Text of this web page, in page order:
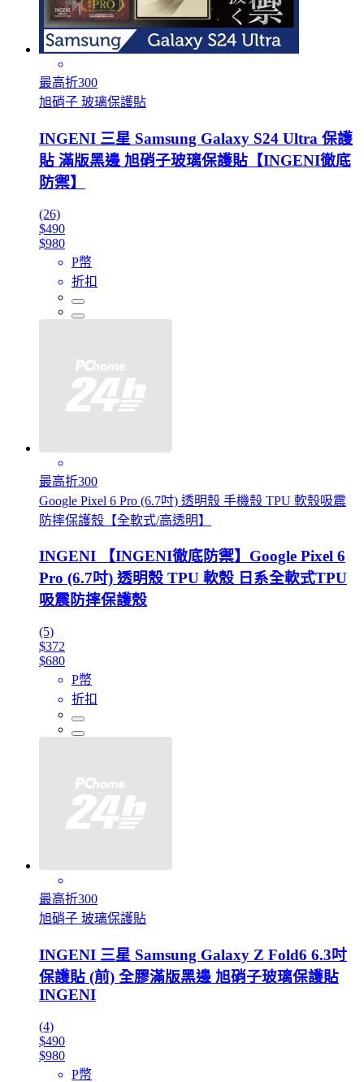
最高折300
旭硝子 玻璃保護貼
INGENI 三星 Samsung Galaxy S24 Ultra 保護
貼 滿版黑邊 旭硝子玻璃保護貼【INGENI徹底
防禦】
(26)
$490
$980
P幣
折扣
最高折300
Google Pixel 6 Pro (6.7吋) 透明殼 手機殼 TPU 軟殼吸震
防摔保護殼【全軟式/高透明】
INGENI 【INGENI徹底防禦】Google Pixel 6
Pro (6.7吋) 透明殼 TPU 軟殼 日系全軟式TPU
吸震防摔保護殼
(5)
$372
$680
P幣
折扣
最高折300
旭硝子 玻璃保護貼
INGENI 三星 Samsung Galaxy Z Fold6 6.3吋
保護貼 (前) 全膠滿版黑邊 旭硝子玻璃保護貼
INGENI
(4)
$490
$980
P幣